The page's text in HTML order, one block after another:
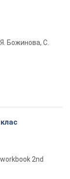
Я. Божинова, С.
2nd